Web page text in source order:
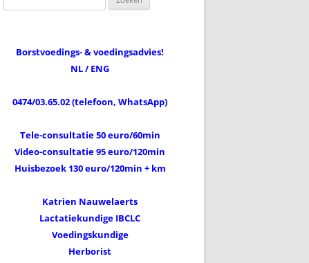
naar:
Borstvoedings- & voedingsadvies!
NL / ENG
0474/03.65.02 (telefoon, WhatsApp)
Tele-consultatie 50 euro/60min
Video-consultatie 95 euro/120min
Huisbezoek 130 euro/120min + km
Katrien Nauwelaerts
Lactatiekundige IBCLC
Voedingskundige
Herborist